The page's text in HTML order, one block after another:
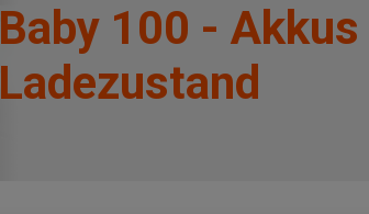
Baby 100 - Akkus
Ladezustand